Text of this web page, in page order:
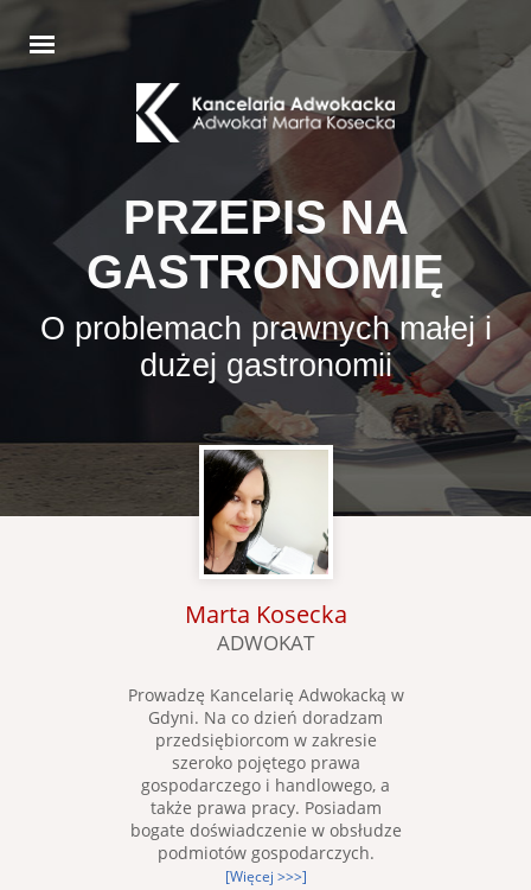
PRZEPIS NA
GASTRONOMIĘ
O problemach prawnych małej i
dużej gastronomii
Marta Kosecka
ADWOKAT
Prowadzę Kancelarię Adwokacką w
Gdyni. Na co dzień doradzam
przedsiębiorcom w zakresie
szeroko pojętego prawa
gospodarczego i handlowego, a
także prawa pracy. Posiadam
bogate doświadczenie w obsłudze
podmiotów gospodarczych.
[Więcej >>>]